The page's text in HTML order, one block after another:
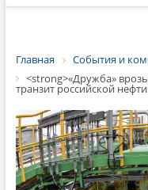
Главная
События и
<strong>«Дружба»
транзит российской